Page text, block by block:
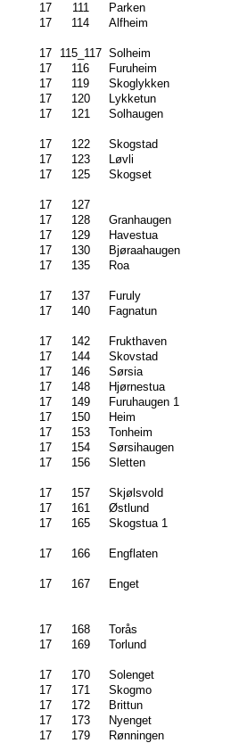
17
111 Parken
17
114 Alfheim
17 115_117 Solheim
17
116 Furuheim
17
119 Skoglykken
17
120 Lykketun
17
121 Solhaugen
17 122 Skogstad
17
123 Løvli
17
125 Skogset
17 127
17
128 Granhaugen
17
129 Havestua
17
130 Bjøraahaugen
17
135 Roa
17 137 Furuly
17
140 Fagnatun
17 142 Frukthaven
17
144 Skovstad
17
146 Sørsia
17
148 Hjørnestua
17
149 Furuhaugen 1
17
150 Heim
17
153 Tonheim
17
154 Sørsihaugen
17
156 Sletten
17 157 Skjølsvold
17
161 Østlund
17
165 Skogstua 1
17 166 Engflaten
17 167 Enget
17 168 Torås
17
169 Torlund
17 170 Solenget
17
171 Skogmo
17
172 Brittun
17
173 Nyenget
17
179 Rønningen